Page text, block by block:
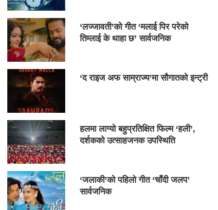
‘लज्जावती’को गीत ‘मलाई पिर परेको
तिम्लाई के थाहा छ’ सार्वजनिक
‘द राइज अफ साम्राज्य’मा सौगातको इन्ट्री
हलमा लाग्यो बहुप्रतिक्षित फिल्म ‘हली’,
दर्शकको उत्साहजनक उपस्थिति
‘जलाकी’को पहिलो गीत ‘चाँदी जलप’
सार्वजनिक